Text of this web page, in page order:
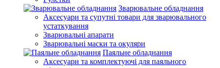
Зварювальне обладнання
Аксесуари та супутні товари для зварювального
устаткування
Зварювальні апарати
Зварювальні маски та окуляри
Паяльне обладнання
Аксесуари та комплектуючі для паяльного